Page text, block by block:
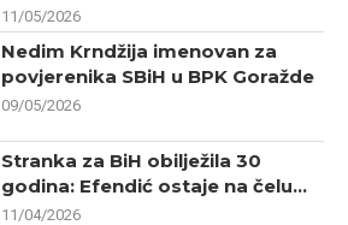
11/05/2026
Nedim Krndžija imenovan za
povjerenika SBiH u BPK Goražde
09/05/2026
Stranka za BiH obilježila 30
godina: Efendić ostaje na čelu...
11/04/2026